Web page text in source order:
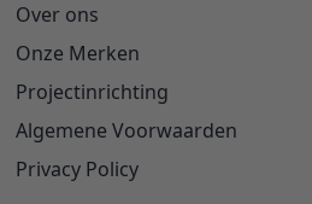
Over ons
Onze Merken
Projectinrichting
Algemene Voorwaarden
Privacy Policy